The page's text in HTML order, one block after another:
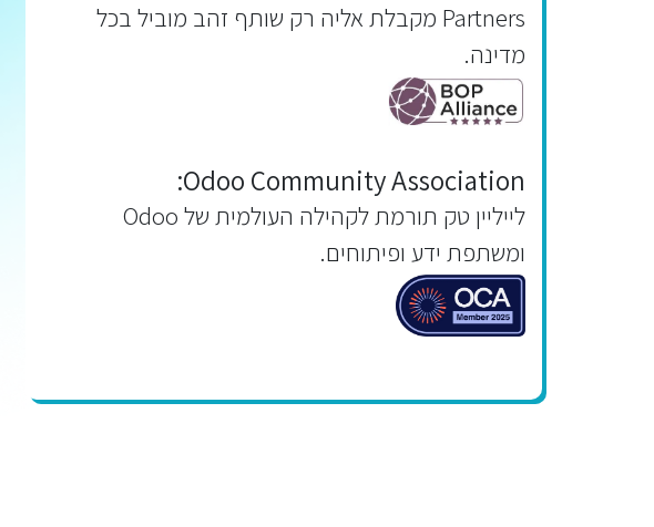
Partners מקבלת אליה רק שותף זהב מוביל בכל
מדינה.
Odoo Community Association:
לייליין טק תורמת לקהילה העולמית של Odoo
ומשתפת ידע ופיתוחים.